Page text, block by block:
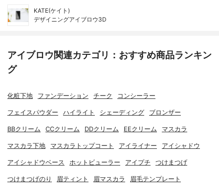
KATE(ケイト)
デザイニングアイブロウ3D
アイブロウ関連カテゴリ：おすすめ商品ランキン
グ
化粧下地 ファンデーション チーク コンシーラー
フェイスパウダー ハイライト シェーディング ブロンザー
BBクリーム CCクリーム DDクリーム EEクリーム マスカラ
マスカラ下地 マスカラトップコート アイライナー アイシャドウ
アイシャドウベース ホットビューラー アイプチ つけまつげ
つけまつげのり 眉ティント 眉マスカラ 眉毛テンプレート